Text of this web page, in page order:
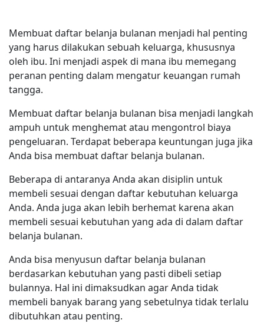
Membuat daftar belanja bulanan menjadi hal penting
yang harus dilakukan sebuah keluarga, khususnya
oleh ibu. Ini menjadi aspek di mana ibu memegang
peranan penting dalam mengatur keuangan rumah
tangga.
Membuat daftar belanja bulanan bisa menjadi langkah
ampuh untuk menghemat atau mengontrol biaya
pengeluaran. Terdapat beberapa keuntungan juga jika
Anda bisa membuat daftar belanja bulanan.
Beberapa di antaranya Anda akan disiplin untuk
membeli sesuai dengan daftar kebutuhan keluarga
Anda. Anda juga akan lebih berhemat karena akan
membeli sesuai kebutuhan yang ada di dalam daftar
belanja bulanan.
Anda bisa menyusun daftar belanja bulanan
berdasarkan kebutuhan yang pasti dibeli setiap
bulannya. Hal ini dimaksudkan agar Anda tidak
membeli banyak barang yang sebetulnya tidak terlalu
dibutuhkan atau penting.